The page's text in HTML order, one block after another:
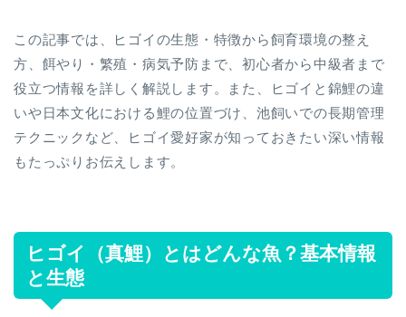
この記事では、ヒゴイの生態・特徴から飼育環境の整え
方、餌やり・繁殖・病気予防まで、初心者から中級者まで
役立つ情報を詳しく解説します。また、ヒゴイと錦鯉の違
いや日本文化における鯉の位置づけ、池飼いでの長期管理
テクニックなど、ヒゴイ愛好家が知っておきたい深い情報
もたっぷりお伝えします。
ヒゴイ（真鯉）とはどんな魚？基本情報
と生態